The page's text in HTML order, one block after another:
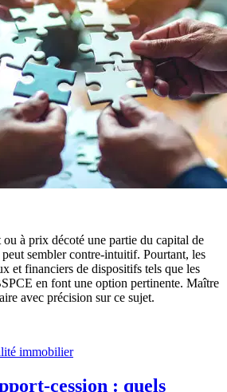
à prix décoté une partie du capital de
peut sembler contre-intuitif. Pourtant, les
et financiers de dispositifs tels que les
en font une option pertinente. Maître
avec précision sur ce sujet.
immobilier
cession : quels